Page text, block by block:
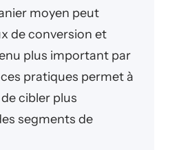
moyen peut
de conversion et
plus important par
pratiques permet à
cibler plus
segments de